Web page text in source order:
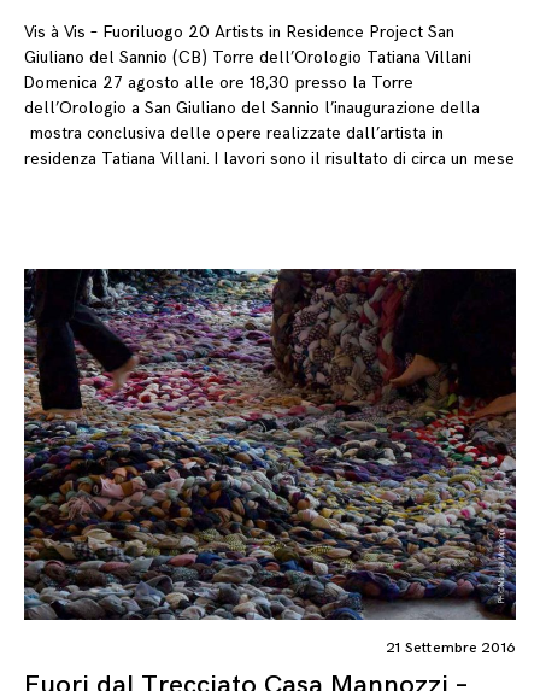
Vis à Vis – Fuoriluogo 20 Artists in Residence Project San
Giuliano del Sannio (CB) Torre dell’Orologio Tatiana Villani
Domenica 27 agosto alle ore 18,30 presso la Torre
dell’Orologio a San Giuliano del Sannio l’inaugurazione della
mostra conclusiva delle opere realizzate dall’artista in
residenza Tatiana Villani. I lavori sono il risultato di circa un mese
21 Settembre 2016